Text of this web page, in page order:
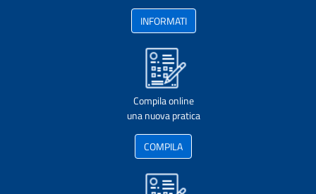
INFORMATI
Compila online
una nuova pratica
COMPILA